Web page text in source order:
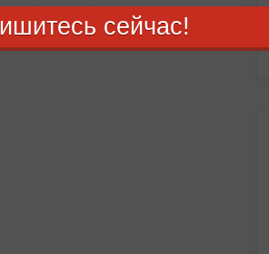
сейчас!